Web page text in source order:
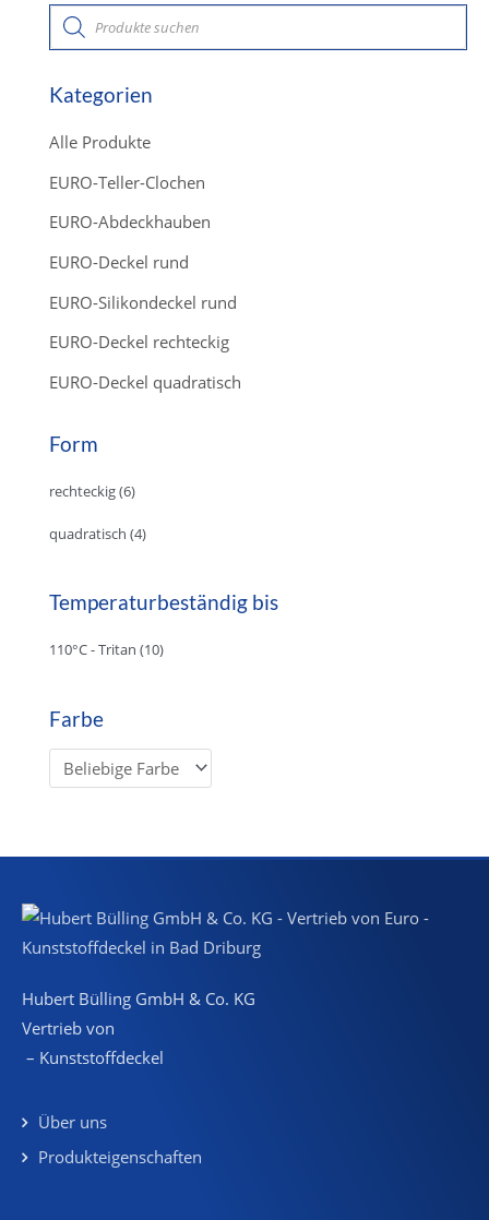
P
o
c
t
s
e
r
c
h
Kategorien
Alle Produkte
EURO-Teller-Clochen
EURO-Abdeckhauben
EURO-Deckel rund
EURO-Silikondeckel rund
EURO-Deckel rechteckig
EURO-Deckel quadratisch
Form
rechteckig(6)
quadratisch (4)
Temperaturbeständig bis
110°C - Tritan (10)
Farbe
Hubert Bülling GmbH & Co. KG
Vertrieb von
– Kunststoffdeckel
Über uns
Produkteigenschaften